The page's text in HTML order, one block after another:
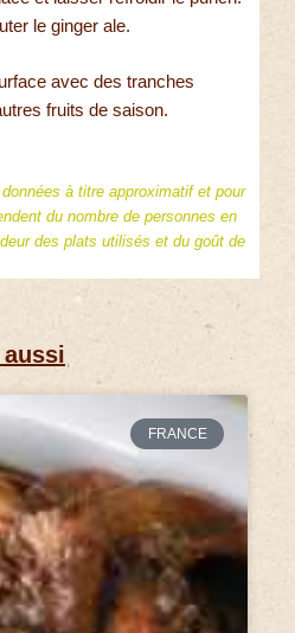
le ginger ale.
avec des tranches
fruits de saison.
à titre approximatif et pour
du nombre de personnes en
des plats utilisés et du goût de
FRANCE